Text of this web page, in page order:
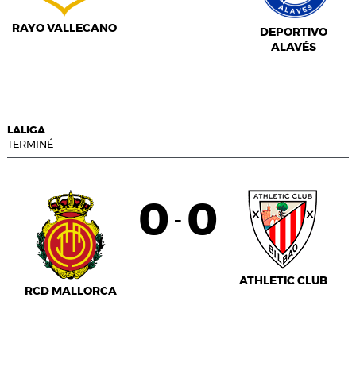
RAYO VALLECANO
DEPORTIVO
ALAVÉS
LALIGA
TERMINÉ
RCD MALLORCA
0 - 0
ATHLETIC CLUB